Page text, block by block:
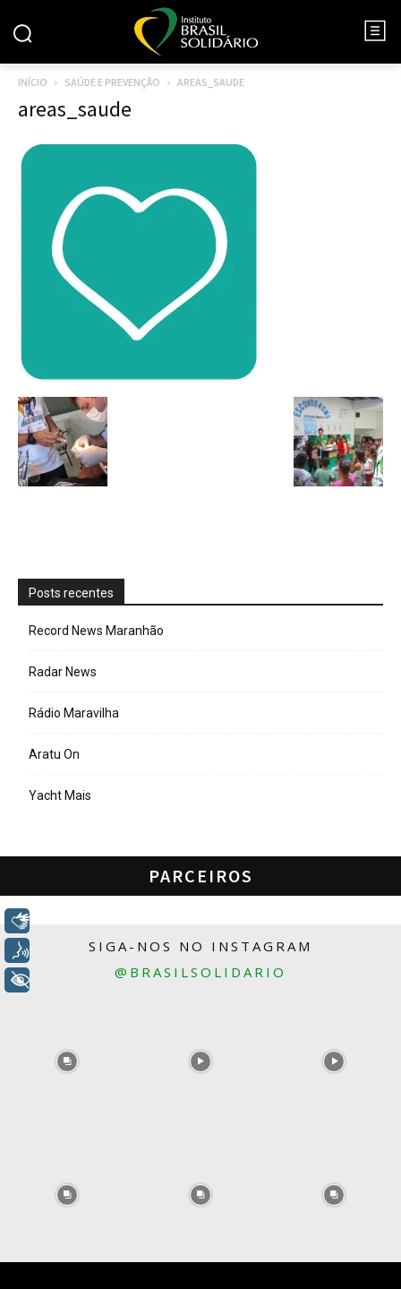
INÍCIO SAÚDE E PREVENÇÃO AREAS_SAUDE
areas_saude
Posts recentes
Record News Maranhão
Radar News
Rádio Maravilha
Aratu On
Yacht Mais
PARCEIROS
SIGA-NOS NO INSTAGRAM
@BRASILSOLIDARIO
+ Acessibilidade